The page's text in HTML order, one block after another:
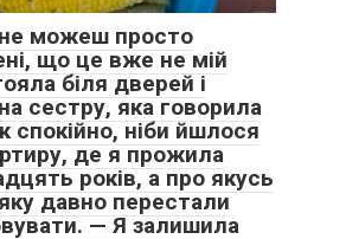
можеш просто
що це вже не мій
біля дверей і
сестру, яка говорила
спокійно, ніби йшлося
де я прожила
років, а про якусь
давно перестали
— Я залишила